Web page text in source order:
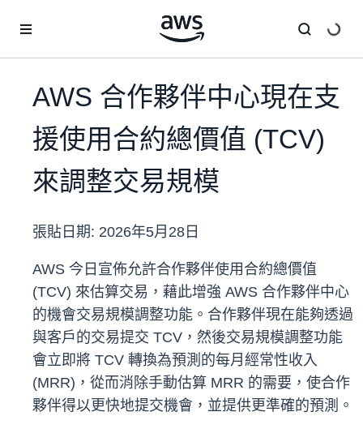
AWS 合作夥伴中心現在支
援使用合約總價值 (TCV)
來調整交易規模
張貼日期: 2026年5月28日
AWS 今日宣佈允許合作夥伴使用合約總價值
(TCV) 來估算交易，藉此增強 AWS 合作夥伴中心
的機會交易規模調整功能。合作夥伴現在能夠透過
與客戶的交易提交 TCV，然後交易規模調整功能
會立即將 TCV 轉換為預測的每月經常性收入
(MRR)，從而消除手動估算 MRR 的需要，使合作
夥伴得以更快地提交機會，並提供更準確的預測。